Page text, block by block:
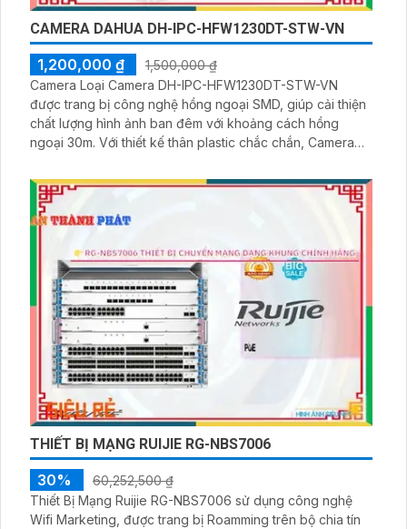
CAMERA DAHUA DH-IPC-HFW1230DT-STW-VN
1,200,000 ₫
1,500,000 ₫
Camera Loại Camera DH-IPC-HFW1230DT-STW-VN
được trang bị công nghệ hồng ngoại SMD, giúp cải thiện
chất lượng hình ảnh ban đêm với khoảng cách hồng
ngoại 30m. Với thiết kế thân plastic chắc chắn, Camera
thông số là Camera còn được trang bị công nghệ IP và
hỗ trợ sử dụng ngoài trời, đảm bảo tính ổn định và độ bền
THIẾT BỊ MẠNG RUIJIE RG-NBS7006
30%
60,252,500 ₫
Thiết Bị Mạng Ruijie RG-NBS7006 sử dụng công nghệ
Wifi Marketing, được trang bị Roamming trên bộ chia tín